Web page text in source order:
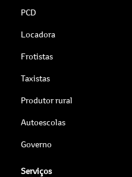
PCD
Locadora
Frotistas
Taxistas
Produtor rural
Autoescolas
Governo
Serviços